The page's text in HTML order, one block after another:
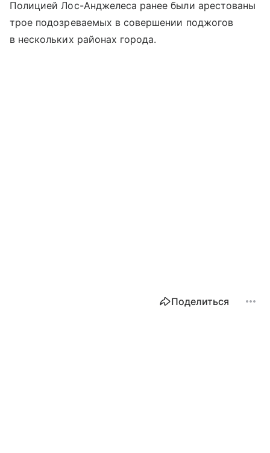
Полицией Лос-Анджелеса ранее были арестованы
трое подозреваемых в совершении поджогов
в нескольких районах города.
Поделиться